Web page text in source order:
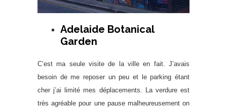
Adelaide Botanical
Garden
C’est ma seule visite de la ville en fait. J’avais
besoin de me reposer un peu et le parking étant
cher j’ai limité mes déplacements. La verdure est
très agréable pour une pause malheureusement on